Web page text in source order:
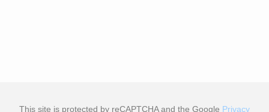
This site is protected by reCAPTCHA and the Google Privacy